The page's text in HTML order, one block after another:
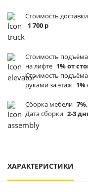
Стоимость
1 700 р
Стоимость подъёма
на лифте 1% от
Стоимость подъёма
руками за этаж
Сборка мебели
Дата сборки 2-3
ХАРАКТЕРИСТИКИ